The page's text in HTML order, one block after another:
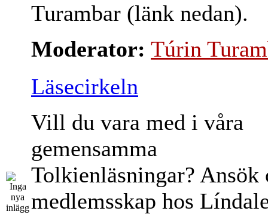
Turambar (länk nedan).
Moderator: Túrin
Läsecirkeln
Vill du vara med i våra
gemensamma
Tolkienläsningar? Ansök
medlemsskap hos